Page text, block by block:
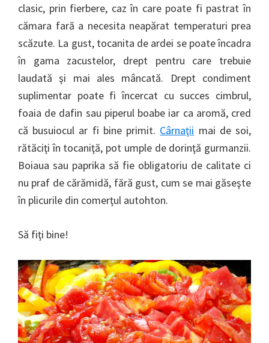
clasic, prin fierbere, caz în care poate fi pastrat în
cămara fară a necesita neapărat temperaturi prea
scăzute. La gust, tocanita de ardei se poate încadra
în gama zacustelor, drept pentru care trebuie
laudată şi mai ales mâncată. Drept condiment
suplimentar poate fi încercat cu succes cimbrul,
foaia de dafin sau piperul boabe iar ca aromă, cred
că busuiocul ar fi bine primit. Cârnaţii mai de soi,
rătăciţi în tocaniţă, pot umple de dorinţă gurmanzii.
Boiaua sau paprika să fie obligatoriu de calitate ci
nu praf de cărămidă, fără gust, cum se mai găseşte
în plicurile din comerţul autohton.
Să fiţi bine!